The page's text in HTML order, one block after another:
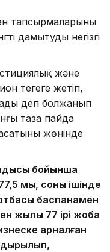
тапсырмаларының
дамытудың негізгі
және
теңгеге жетіп,
деп болжанып
таза пайда
жөнінде
бойынша
мың, соның ішінде
баспанамен
жылы 77 ірі жоба
арналған